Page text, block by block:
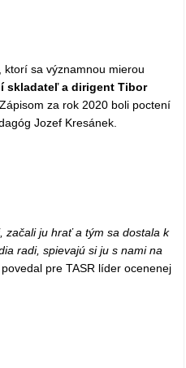
ktorí sa významnou mierou
skladateľ a dirigent Tibor
Zápisom za rok 2020 boli poctení
Jozef Kresánek.
začali ju hrať a tým sa dostala k
radi, spievajú si ju s nami na
pre TASR líder ocenenej